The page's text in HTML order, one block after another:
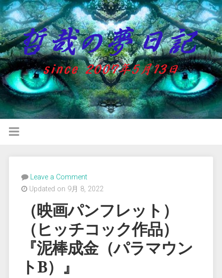
Leave a Comment
Updated on 9月 8, 2022
（映画パンフレット）
（ヒッチコック作品）
『泥棒成金（パラマウン
トB）』